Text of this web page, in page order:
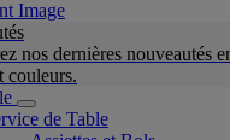
nos dernières nouveautés
couleurs.
de Table